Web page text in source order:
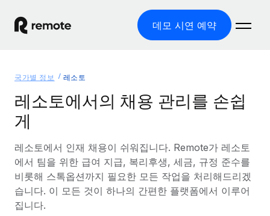
데모 시연 예약
글로벌 급여
규정을 준수하며 급여 지급을 손쉽게 처리
기록상 고용주(EOR)
법인 설립 비용 없이 전 세계로 사업을 확장
솔루션
글로벌 서비스 제공
국가별 정보
국가별 글로벌 채용 지원 알아보기
미국 주별 정보
리소스
도구 및 계산기
요금
국가별 정보 레소토
레소토에서의 채용 관리를 손쉽
게
레소토에서 인재 채용이 쉬워집니다. Remote가 레소토
에서 팀을 위한 급여 지급, 복리후생, 세금, 규정 준수를
비롯해 스톡옵션까지 필요한 모든 작업을 처리해드리겠
습니다. 이 모든 것이 하나의 간편한 플랫폼에서 이루어
집니다.